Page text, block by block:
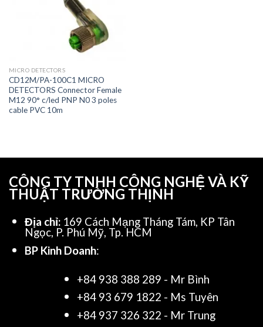
MICRO DETECTORS
CD12M/PA-100C1 MICRO
DETECTORS Connector Female
M12 90° c/led PNP N0 3 poles
cable PVC 10m
CÔNG TY TNHH CÔNG NGHỆ VÀ KỸ
THUẬT TRƯỜNG THỊNH
Địa chỉ: 169 Cách Mạng Tháng Tám, KP Tân
Ngọc, P. Phú Mỹ, Tp. HCM
BP Kinh Doanh:
+84 938 388 289 - Mr Bình
+84 93 679 1822 - Ms Tuyên
+84 937 326 322 - Mr Trung